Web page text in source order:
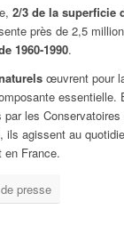
2/3 de la superficie
près de 2,5
1960-1990.
œuvrent pour
essentielle.
les Conservatoires
ils agissent au
en France.
presse